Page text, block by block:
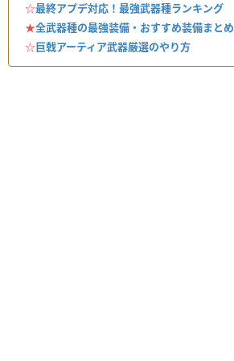
☆最終アプデ対応！最強武器種ランキング
★全武器種の最強装備・おすすめ装備まとめ
☆巨戟アーティア武器厳選のやり方